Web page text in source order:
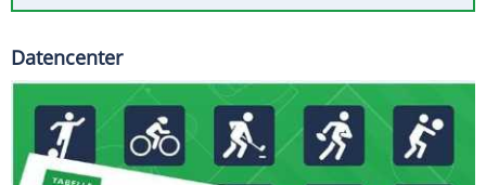
Datencenter